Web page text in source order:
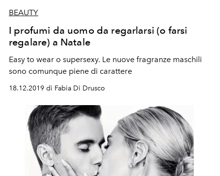
BEAUTY
I profumi da uomo da regarlarsi (o farsi
regalare) a Natale
Easy to wear o supersexy. Le nuove fragranze maschili
sono comunque piene di carattere
18.12.2019 di Fabia Di Drusco